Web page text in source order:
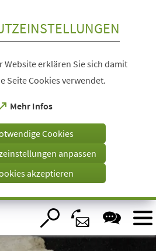
Website erklären Sie sich damit
Seite Cookies verwendet.
Mehr Infos
(Öffnet
einem
Cookies
anpassen
akzeptieren